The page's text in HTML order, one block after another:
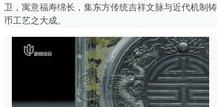
卫，寓意福寿绵长，集东方传统吉祥文脉与近代机制铸
币工艺之大成。